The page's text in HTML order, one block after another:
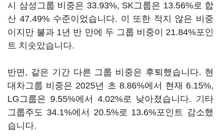
시 삼성그룹 비중은 33.93%, SK그룹은 13.56%로 합
산 47.49% 수준이었습니다. 이 또한 적지 않은 비중
이지만 불과 1년 반 만에 두 그룹 비중이 21.84%포인
트 치솟았습니다.
반면, 같은 기간 다른 그룹 비중은 후퇴했습니다. 현
대차그룹 비중은 2025년 초 8.86%에서 현재 6.15%,
LG그룹은 9.55%에서 4.02%로 낮아졌습니다. 기타
그룹주도 34.1%에서 20.5%로 13.6%포인트 감소했
습니다.